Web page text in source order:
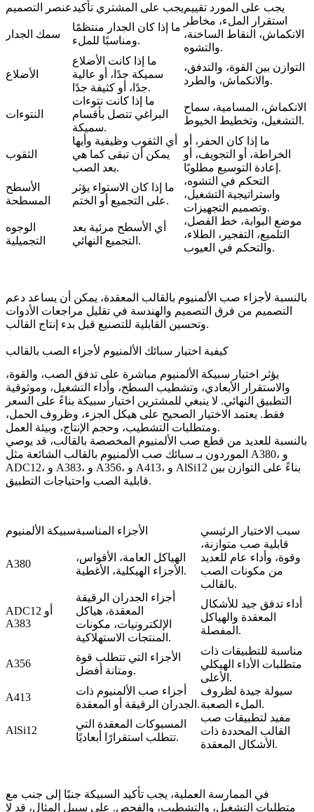
عنصر التصميميجب على المشتري تأكيديجب على المورد تقييم
سمك الجدار
ما إذا كان الجدار منتظمًا
ومناسبًا للملء.
استقرار الملء، مخاطر
الانكماش، النقاط الساخنة،
والتشوه.
الأضلاع
ما إذا كانت الأضلاع
سميكة جدًا، أو عالية
جدًا، أو كثيفة جدًا.
التوازن بين القوة، والتدفق،
والانكماش، والطرد.
النتوءات
ما إذا كانت نتوءات
البراغي تتصل بأقسام
سميكة.
الانكماش، المسامية، سماح
التشغيل، وتخطيط الخيوط.
الثقوب
أي الثقوب وظيفية وأيها
يمكن أن تبقى كما هي
بعد الصب.
ما إذا كان الحفر، أو
الخراطة، أو التجويف، أو
إعادة التوسيع مطلوبًا.
الأسطح
المسطحة
ما إذا كان الاستواء يؤثر
على التجميع أو الختم.
التحكم في التشوه،
واستراتيجية التشغيل،
وتصميم التجهيزات.
الوجوه
التجميلية
أي الأسطح مرئية بعد
التجميع النهائي.
موضع البوابة، خط الفصل،
التلميع، التفجير، الطلاء،
والتحكم في العيوب.
بالنسبة لأجزاء صب الألمنيوم بالقالب المعقدة، يمكن أن يساعد دعم
التصميم من فرق التصميم و الهندسة في تقليل مراجعات الأدوات
وتحسين القابلية للتصنيع قبل بدء إنتاج القالب.
كيفية اختيار سبائك الألمنيوم لأجزاء الصب بالقالب
يؤثر اختيار سبيكة الألمنيوم مباشرة على تدفق الصب، والقوة،
والاستقرار الأبعادي، وتشطيب السطح، وأداء التشغيل، وموثوقية
التطبيق النهائي. لا ينبغي للمشترين اختيار سبيكة بناءً على السعر
فقط. يعتمد الاختيار الصحيح على هيكل الجزء، وظروف الحمل،
ومتطلبات التشطيب، وحجم الإنتاج، وبيئة العمل.
بالنسبة للعديد من قطع صب الألمنيوم المخصصة بالقالب، قد يوصي
الموردون بـ سبائك صب الألمنيوم بالقالب الشائعة مثل A380، و
ADC12، و A383، و A356، و A413، و AlSi12 بناءً على التوازن بين
قابلية الصب واحتياجات التطبيق.
سبيكة الألمنيومالأجزاء المناسبة سبب الاختيار الرئيسي
A380
الهياكل العامة، الأقواس،
الأجزاء الهيكلية، الأغطية.
قابلية صب متوازنة،
وقوة، وأداء عام للعديد
من مكونات الصب
بالقالب.
ADC12 أو
A383
أجزاء الجدران الرقيقة
المعقدة، هياكل
الإلكترونيات، مكونات
المنتجات الاستهلاكية.
أداء تدفق جيد للأشكال
المعقدة والهياكل
المفصلة.
A356
الأجزاء التي تتطلب قوة
ومتانة أفضل.
مناسبة للتطبيقات ذات
متطلبات الأداء الهيكلي
الأعلى.
A413
أجزاء صب الألمنيوم ذات
الجدران الرقيقة أو المعقدة.
سيولة جيدة لظروف
الملء الصعبة.
AlSi12
المسبوكات المعقدة التي
تتطلب استقرارًا أبعاديًا.
مفيد لتطبيقات صب
القالب المحددة ذات
الأشكال المعقدة.
في الممارسة العملية، يجب تأكيد السبيكة جنبًا إلى جنب مع
متطلبات التشغيل، والتشطيب، والفحص. على سبيل المثال، قد لا